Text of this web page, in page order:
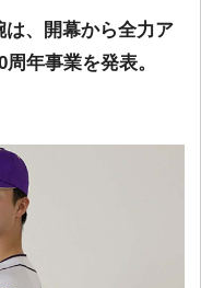
、開幕から全力ア
年事業を発表。